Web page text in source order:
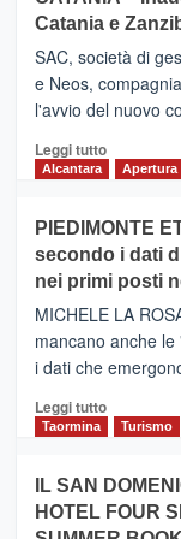
Catania e
SAC, società di
e Neos,
l'avvio del nuovo
Leggi tuttoLeggi
CATANIA
–
Inaugurato
il
nuovo
tra
e
Zanzibar
da
Neos
Alcantara Apertura
PIEDIMONTE
secondo i dati
nei primi posti
MICHELE LA
mancano anche
i dati che
Leggi tuttoLeggi
ETNEO
Taormina Turismo
IL SAN
HOTEL FOUR